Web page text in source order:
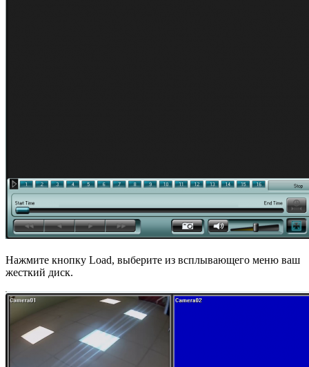
Нажмите кнопку Load, выберите из всплывающего меню ваш
жесткий диск.